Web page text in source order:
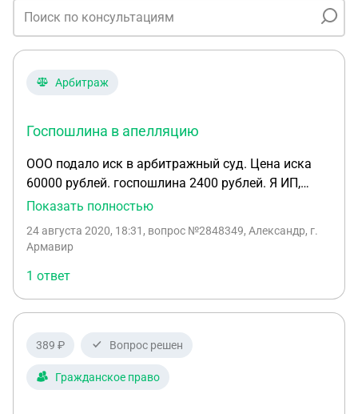
Арбитраж
Госпошлина в апелляцию
ООО подало иск в арбитражный суд. Цена иска
60000 рублей. госпошлина 2400 рублей. Я ИП,
подаю сейчас апелляционную жалобу. Какую
или половину 1200 или 150 рублей?
Показать полностью
24 августа 2020, 18:31 , вопрос №2848349, Александр, г.
Армавир
1 ответ
389 ₽ Вопрос решен
Гражданское право